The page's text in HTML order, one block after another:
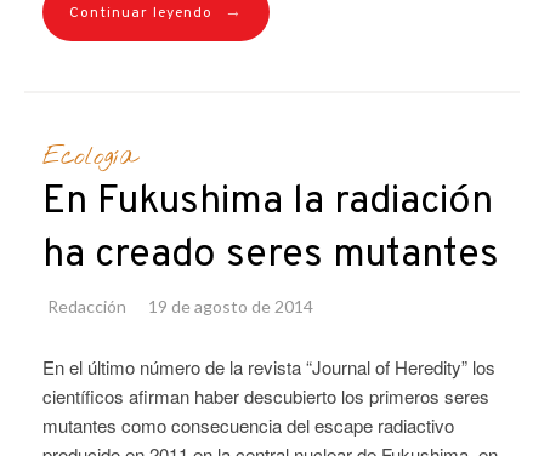
Continuar leyendo →
Ecología
En Fukushima la radiación
ha creado seres mutantes
Redacción 19 de agosto de 2014
En el último número de la revista “Journal of Heredity” los
científicos afirman haber descubierto los primeros seres
mutantes como consecuencia del escape radiactivo